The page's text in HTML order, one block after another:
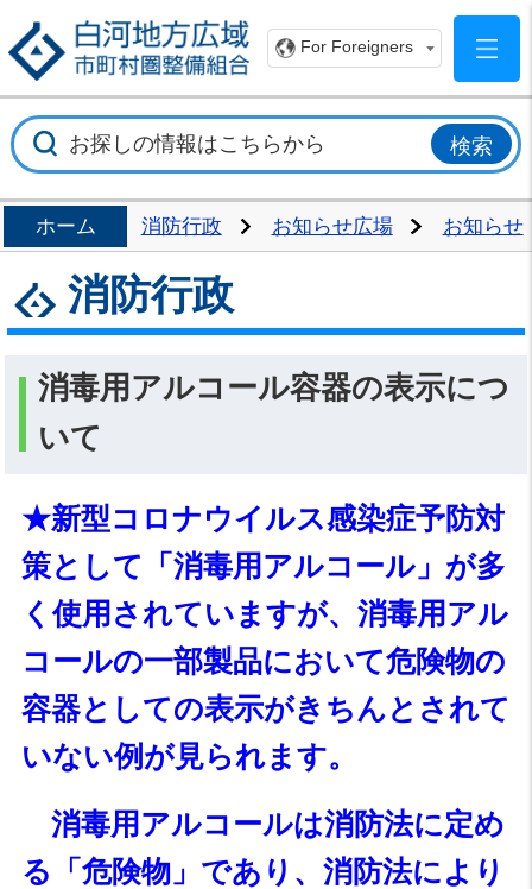
白
For Foreigners
ホーム 消防行政 お知らせ広場 お知らせ
消防行政
消毒用アルコール容器の表示につ
いて
★新型コロナウイルス感染症予防対
策として「消毒用アルコール」が多
く使用されていますが、消毒用アル
コールの一部製品において危険物の
容器としての表示がきちんとされて
いない例が見られます。
消毒用アルコールは消防法に定め
る「危険物」であり、消防法により